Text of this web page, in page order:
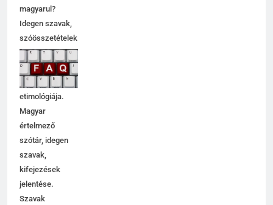
magyarul?
Idegen szavak,
szóösszetételek
jelentése,
magyarázata,
használata,
etimológiája.
Magyar
értelmező
szótár, idegen
szavak,
kifejezések
jelentése.
Szavak